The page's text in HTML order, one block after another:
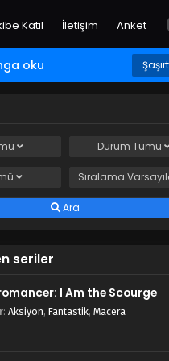
Katıl İletişim Anket
oku
DurumTümü
Sıralama
Ara
seriler
I Am the Scourge
: Aksiyon, Fantastik, Macera